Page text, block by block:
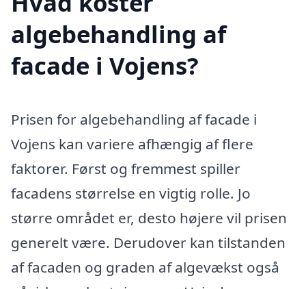
algebehandling af
facade i Vojens?
Prisen for algebehandling af facade i
Vojens kan variere afhængig af flere
faktorer. Først og fremmest spiller
facadens størrelse en vigtig rolle. Jo
større området er, desto højere vil prisen
generelt være. Derudover kan tilstanden
af facaden og graden af algevækst også